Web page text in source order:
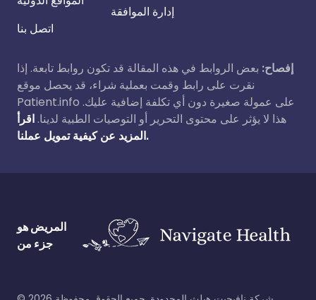
اتصل بنا
إدارة الموافقة
إفصاح: بعض الروابط في هذه المقالة قد تكون روابط تابعة. إذا
نقرت على رابط وقمت بعملية شراء، قد يحصل موقع
Patient.info على عمولة صغيرة دون أي تكلفة إضافية عليك.
هذا لا يؤثر على محتوى التحرير أو التوصيات الطبية لدينا. اقرأ
المزيد عن كيفية تمويل عملنا.
المريض هو
جزء من